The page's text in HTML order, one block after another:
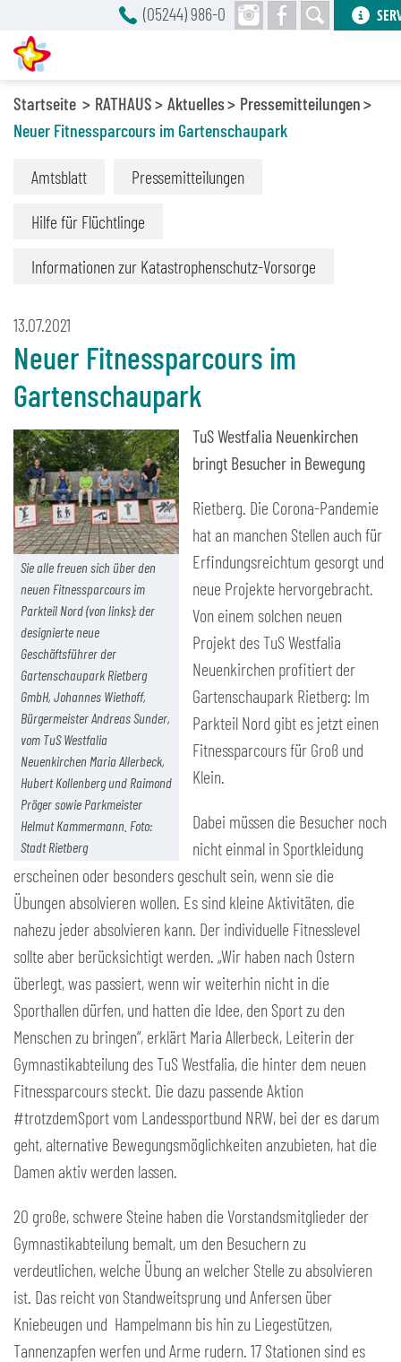
Startseite RATHAUS Aktuelles
Pressemitteilungen
Neuer Fitnessparcours im Gartenschaupark
Amtsblatt Pressemitteilungen
Hilfe für Flüchtlinge
Informationen zur Katastrophenschutz-Vorsorge
13.07.2021
Neuer Fitnessparcours im
Gartenschaupark
Sie alle freuen sich über den
neuen Fitnessparcours im
Parkteil Nord (von links): der
designierte neue
Geschäftsführer der
Gartenschaupark Rietberg
GmbH, Johannes Wiethoff,
Bürgermeister Andreas Sunder,
vom TuS Westfalia
Neuenkirchen Maria Allerbeck,
Hubert Kollenberg und Raimond
Pröger sowie Parkmeister
Helmut Kammermann. Foto:
Stadt Rietberg
TuS Westfalia Neuenkirchen
bringt Besucher in Bewegung
Rietberg. Die Corona-Pandemie
hat an manchen Stellen auch für
Erfindungsreichtum gesorgt und
neue Projekte hervorgebracht.
Von einem solchen neuen
Projekt des TuS Westfalia
Neuenkirchen profitiert der
Gartenschaupark Rietberg: Im
Parkteil Nord gibt es jetzt einen
Fitnessparcours für Groß und
Klein.
Dabei müssen die Besucher noch
nicht einmal in Sportkleidung
erscheinen oder besonders geschult sein, wenn sie die
Übungen absolvieren wollen. Es sind kleine Aktivitäten, die
nahezu jeder absolvieren kann. Der individuelle Fitnesslevel
sollte aber berücksichtigt werden. „Wir haben nach Ostern
überlegt, was passiert, wenn wir weiterhin nicht in die
Sporthallen dürfen, und hatten die Idee, den Sport zu den
Menschen zu bringen“, erklärt Maria Allerbeck, Leiterin der
Gymnastikabteilung des TuS Westfalia, die hinter dem neuen
Fitnessparcours steckt. Die dazu passende Aktion
#trotzdemSport vom Landessportbund NRW, bei der es darum
geht, alternative Bewegungsmöglichkeiten anzubieten, hat die
Damen aktiv werden lassen.
20 große, schwere Steine haben die Vorstandsmitglieder der
Gymnastikabteilung bemalt, um den Besuchern zu
verdeutlichen, welche Übung an welcher Stelle zu absolvieren
ist. Das reicht von Standweitsprung und Anfersen über
Kniebeugen und Hampelmann bis hin zu Liegestützen,
Tannenzapfen werfen und Arme rudern. 17 Stationen sind es
(05244) 986-0